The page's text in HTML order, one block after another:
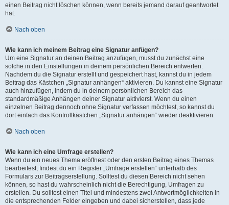
einen Beitrag nicht löschen können, wenn bereits jemand darauf geantwortet
hat.
Nach oben
Wie kann ich meinem Beitrag eine Signatur anfügen?
Um eine Signatur an deinen Beitrag anzufügen, musst du zunächst eine
solche in den Einstellungen in deinem persönlichen Bereich entwerfen.
Nachdem du die Signatur erstellt und gespeichert hast, kannst du in jedem
Beitrag das Kästchen „Signatur anhängen“ aktivieren. Du kannst eine Signatur
auch hinzufügen, indem du in deinem persönlichen Bereich das
standardmäßige Anhängen deiner Signatur aktivierst. Wenn du einen
einzelnen Beitrag dennoch ohne Signatur verfassen möchtest, so kannst du
dort einfach das Kontrollkästchen „Signatur anhängen“ wieder deaktivieren.
Nach oben
Wie kann ich eine Umfrage erstellen?
Wenn du ein neues Thema eröffnest oder den ersten Beitrag eines Themas
bearbeitest, findest du ein Register „Umfrage erstellen“ unterhalb des
Formulars zur Beitragserstellung. Solltest du diesen Bereich nicht sehen
können, so hast du wahrscheinlich nicht die Berechtigung, Umfragen zu
erstellen. Du solltest einen Titel und mindestens zwei Antwortmöglichkeiten in
die entsprechenden Felder eingeben und dabei sicherstellen, dass jede